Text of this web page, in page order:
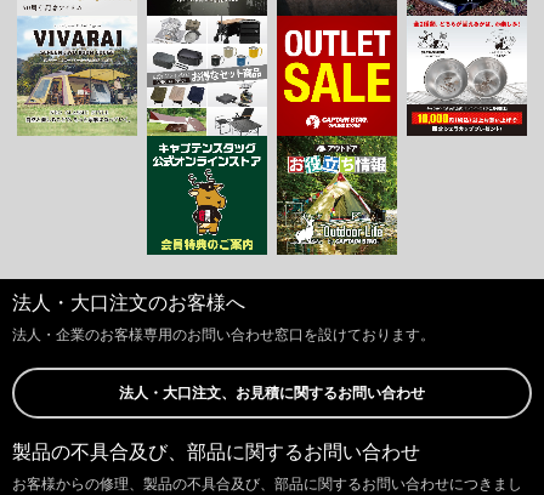
法人・大口注文のお客様へ
法人・企業のお客様専用のお問い合わせ窓口を設けております。
法人・大口注文、お見積に関するお問い合わせ
製品の不具合及び、部品に関するお問い合わせ
お客様からの修理、製品の不具合及び、部品に関するお問い合わせにつきまし